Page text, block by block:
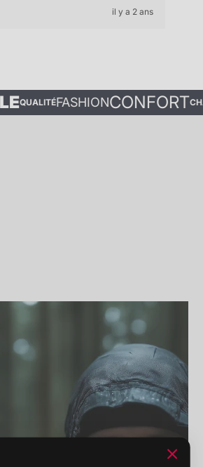
il y a 2 ans
QUALITÉFASHIONCONFORT